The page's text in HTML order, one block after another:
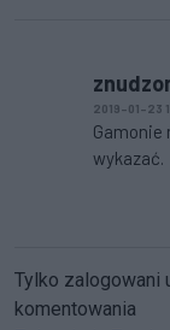
2019-01-23
Gamonie
wykazać.
Tylko zalogowani
komentowania